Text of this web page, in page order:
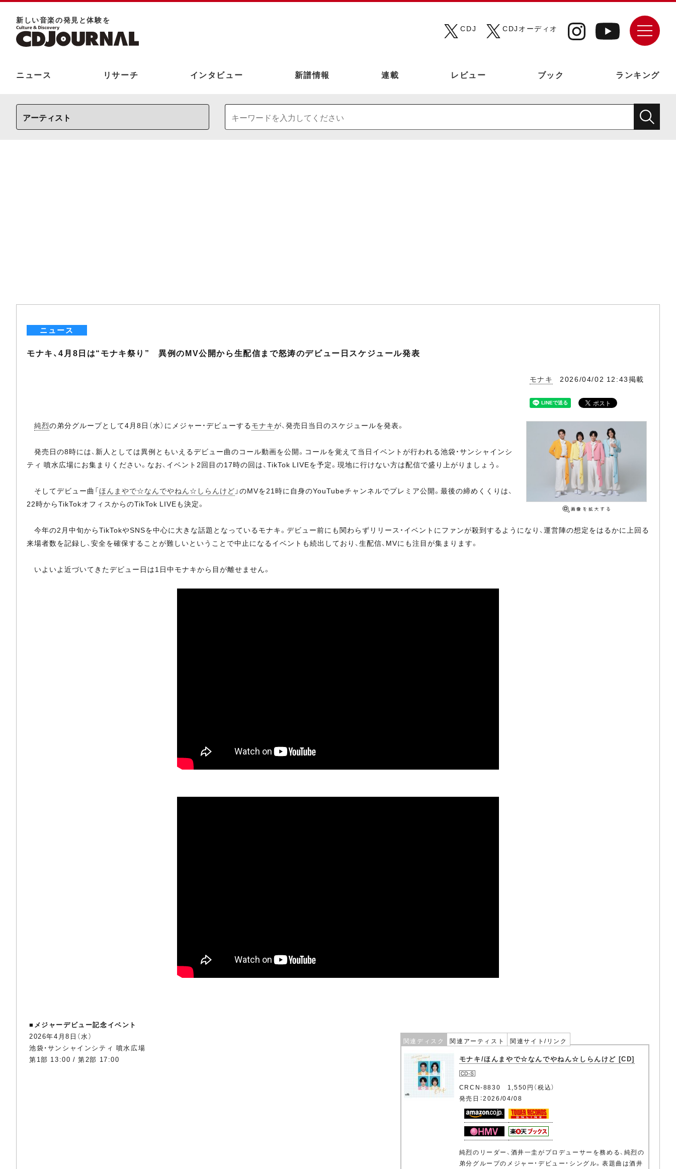
新しい⾳楽の発⾒と体験を
CDJ
CDJオーディオ
ニュース リサーチ インタビュー 新譜情報 連載 レビュー ブック ランキング
ニュース
モナキ、4月8日は“モナキ祭り” 異例のMV公開から生配信まで怒涛のデビュー日スケジュール発表
モナキ 2026/04/02 12:43掲載
純烈の弟分グループとして4月8日（水）にメジャー・デビューするモナキが、発売日当日のスケジュールを発表。
発売日の8時には、新人としては異例ともいえるデビュー曲のコール動画を公開。コールを覚えて当日イベントが行われる池袋・サンシャインシ
ティ 噴水広場にお集まりください。なお、イベント2回目の17時の回は、TikTok LIVEを予定。現地に行けない方は配信で盛り上がりましょう。
そしてデビュー曲「ほんまやで☆なんでやねん☆しらんけど 」のMVを21時に自身のYouTubeチャンネルでプレミア公開。最後の締めくくりは、
22時からTikTokオフィスからのTikTok LIVEも決定。
今年の2月中旬からTikTokやSNSを中心に大きな話題となっているモナキ。デビュー前にも関わらずリリース・イベントにファンが殺到するようになり、運営陣の想定をはるかに上回る
来場者数を記録し、安全を確保することが難しいということで中止になるイベントも続出しており、生配信、MVにも注目が集まります。
いよいよ近づいてきたデビュー日は1日中モナキから目が離せません。
関連ディスク 関連アーティスト 関連サイト/リンク
モナキ/ほんまやで☆なんでやねん☆しらんけど [CD]
CRCN-8830 1,550円（税込）
発売日：2026/04/08
純烈のリーダー、酒井一圭がプロデューサーを務める、純烈の
弟分グループのメジャー・デビュー・シングル。表題曲は酒井
■ メジャーデビュー記念イベント
2026年4月8日（水）
池袋・サンシャインシティ 噴水広場
第1部 13:00 / 第2部 17:00